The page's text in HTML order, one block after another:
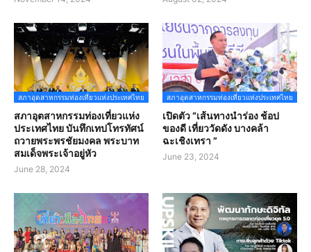
สภาอุตสาหกรรมท่องเที่ยวแห่งประเทศไทย
สภาอุตสาหกรรมท่องเที่ยวแห่ง
ประเทศไทย บันทึกเทปโทรทัศน์
ถวายพระพรชัยมงคล พระบาท
สมเด็จพระเจ้าอยู่หัว
June 28, 2024
สภาอุตสาหกรรมท่องเที่ยวแห่งประเทศไทย
เปิดตัว “เส้นทางนำร่อง ช้อป
ของดี เที่ยววัดดัง บางคล้า
ฉะเชิงเทรา ”
June 23, 2024